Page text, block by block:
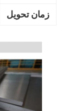
کنترل کیفیت
تماس با ما
زمان تحویل